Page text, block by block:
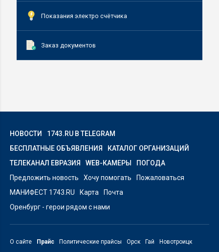
Показания электро счётчика
Заказ документов
НОВОСТИ
1743.RU В TELEGRAM
БЕСПЛАТНЫЕ ОБЪЯВЛЕНИЯ
КАТАЛОГ ОРГАНИЗАЦИЙ
ТЕЛЕКАНАЛ ЕВРАЗИЯ
WEB-КАМЕРЫ
ПОГОДА
Предложить новость
Хочу помогать
Пожаловаться
МАНИФЕСТ 1743.RU
Карта
Почта
Оренбург - герои рядом с нами
О сайте Прайс Политические прайсы Орск Гай Новотроицк